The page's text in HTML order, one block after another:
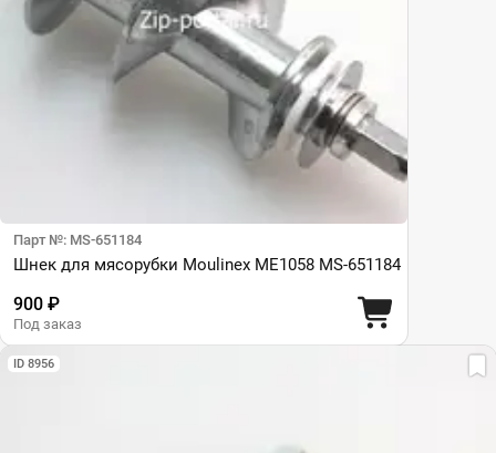
Парт №: MS-651184
Шнек для мясорубки Moulinex ME1058 MS-651184
900 ₽
Под заказ
ID 8956